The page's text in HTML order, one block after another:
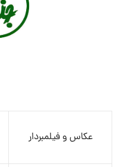
عکاس و فیلمبردار